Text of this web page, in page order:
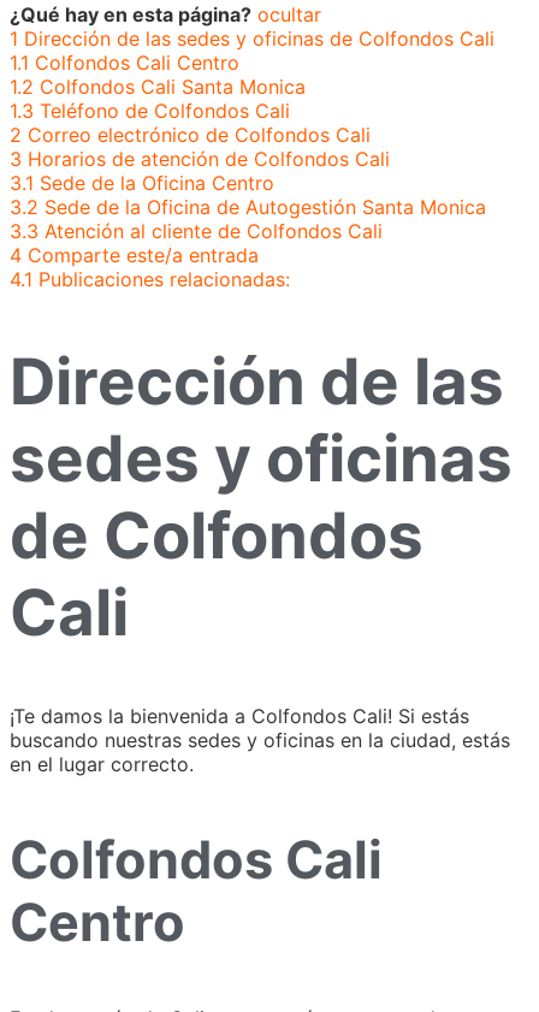
¿Qué hay en esta página? ocultar
1 Dirección de las sedes y oficinas de Colfondos Cali
1.1 Colfondos Cali Centro
1.2 Colfondos Cali Santa Monica
1.3 Teléfono de Colfondos Cali
2 Correo electrónico de Colfondos Cali
3 Horarios de atención de Colfondos Cali
3.1 Sede de la Oficina Centro
3.2 Sede de la Oficina de Autogestión Santa Monica
3.3 Atención al cliente de Colfondos Cali
4 Comparte este/a entrada
4.1 Publicaciones relacionadas:
Dirección de las
sedes y oficinas
de Colfondos
Cali
¡Te damos la bienvenida a Colfondos Cali! Si estás
buscando nuestras sedes y oficinas en la ciudad, estás
en el lugar correcto.
Colfondos Cali
Centro